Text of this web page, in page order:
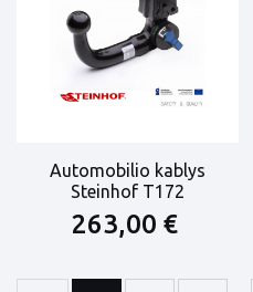
Automobilio kablys
Steinhof T172
263,00 €